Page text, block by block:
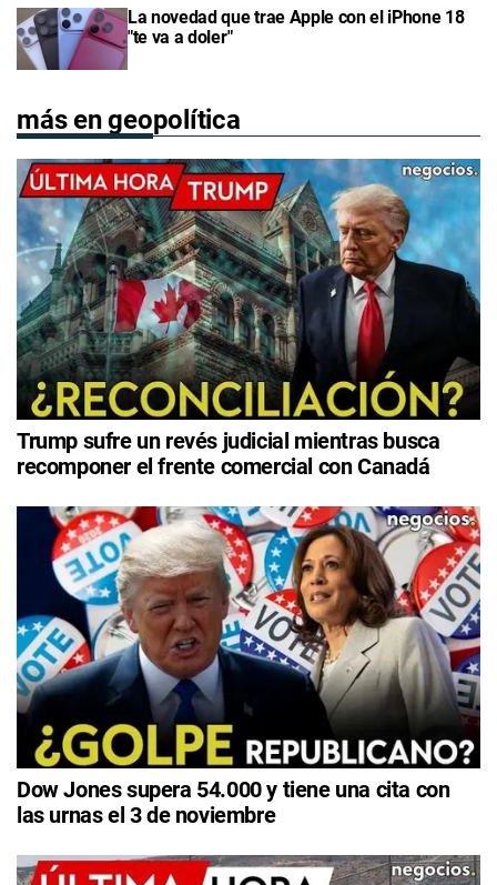
La novedad que trae Apple con el iPhone 18
"te va a doler"
más en geopolítica
Trump sufre un revés judicial mientras busca
recomponer el frente comercial con Canadá
Dow Jones supera 54.000 y tiene una cita con
las urnas el 3 de noviembre